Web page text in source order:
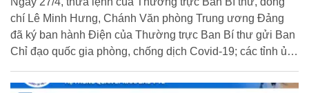
chí Lê Minh Hưng, Chánh Văn phòng Trung ương Ðảng
đã ký ban hành Điện của Thường trực Ban Bí thư gửi Ban
Chỉ đạo quốc gia phòng, chống dịch Covid-19; các tỉnh ủy,
đảng ủy trực thuộc Trung ương; các đảng ủy đơn vị sự